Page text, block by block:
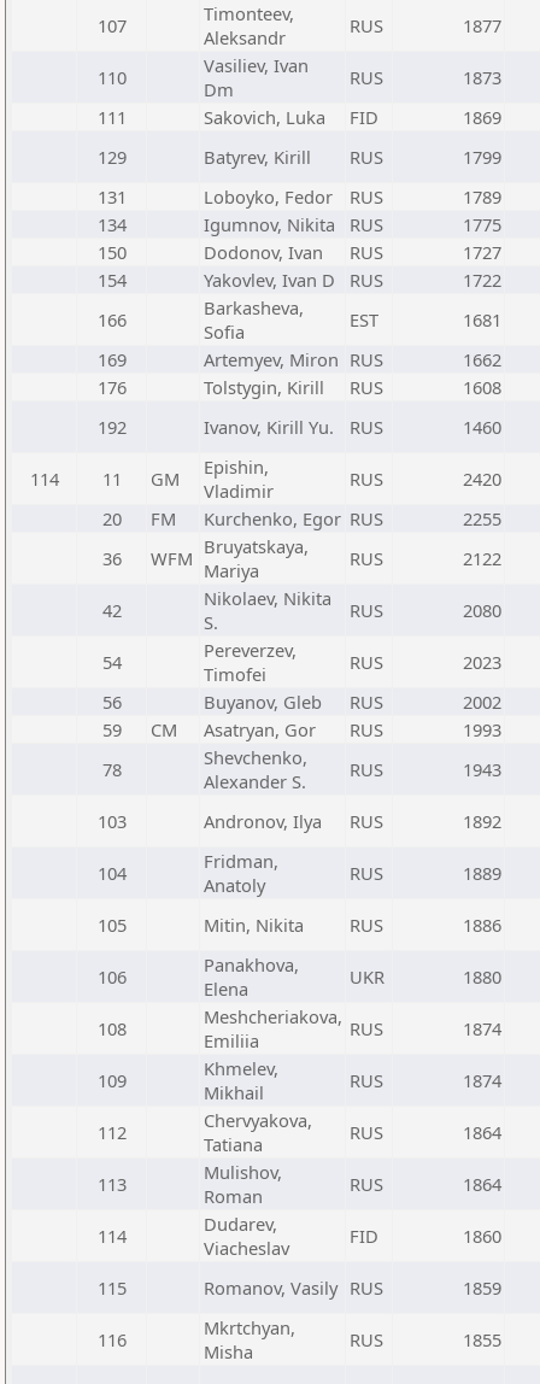
107
Timonteev,
Aleksandr
RUS 1877
110
Vasiliev, Ivan
Dm
RUS
1873
111
Sakovich, Luka FID
1869
129
Batyrev, Kirill RUS
1799
131
Loboyko, Fedor RUS
1789
134
Igumnov, Nikita RUS
1775
150
Dodonov, Ivan RUS
1727
154
Yakovlev, Ivan D RUS
1722
166
Barkasheva,
Sofia
EST
1681
169
Artemyev, Miron RUS
1662
176
Tolstygin, Kirill RUS
1608
192
Ivanov, Kirill Yu. RUS 1460
114 11 GM
Epishin,
Vladimir
RUS
2420
20
FM Kurchenko, Egor RUS
2255
36
WFM Bruyatskaya,
Mariya
RUS 2122
42
Nikolaev, Nikita
S.
RUS 2080
54
Pereverzev,
Timofei
RUS
2023
56
Buyanov, Gleb RUS
2002
59
CM Asatryan, Gor RUS
1993
78
Shevchenko,
Alexander S.
RUS 1943
103 Andronov, Ilya RUS 1892
104
Fridman,
Anatoly
RUS 1889
105 Mitin, Nikita RUS 1886
106
Panakhova,
Elena
UKR 1880
108
Meshcheriakova,
Emiliia
RUS 1874
109
Khmelev,
Mikhail
RUS 1874
112
Chervyakova,
Tatiana
RUS 1864
113
Mulishov,
Roman
RUS 1864
114
Dudarev,
Viacheslav
FID 1860
115 Romanov, Vasily RUS 1859
116
Mkrtchyan,
Misha
RUS 1855